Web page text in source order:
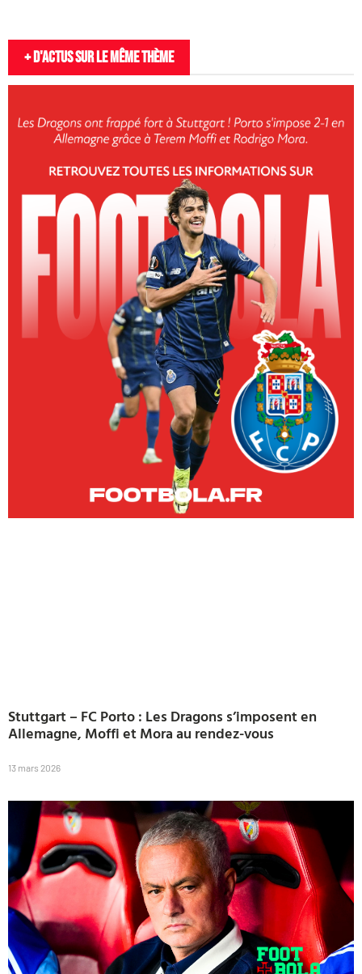
+ D'actus sur le même thème
Stuttgart – FC Porto : Les Dragons s’imposent en
Allemagne, Moffi et Mora au rendez-vous
13 mars 2026